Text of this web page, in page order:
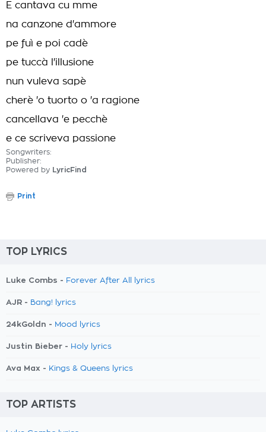
E cantava cu mme
na canzone d'ammore
pe fuì e poi cadè
pe tuccà l'illusione
nun vuleva sapè
cherè 'o tuorto o 'a ragione
cancellava 'e pecchè
e ce scriveva passione
Songwriters:
Publisher:
Powered by LyricFind
Print
TOP LYRICS
Luke Combs - Forever After All lyrics
AJR - Bang! lyrics
24kGoldn - Mood lyrics
Justin Bieber - Holy lyrics
Ava Max - Kings & Queens lyrics
TOP ARTISTS